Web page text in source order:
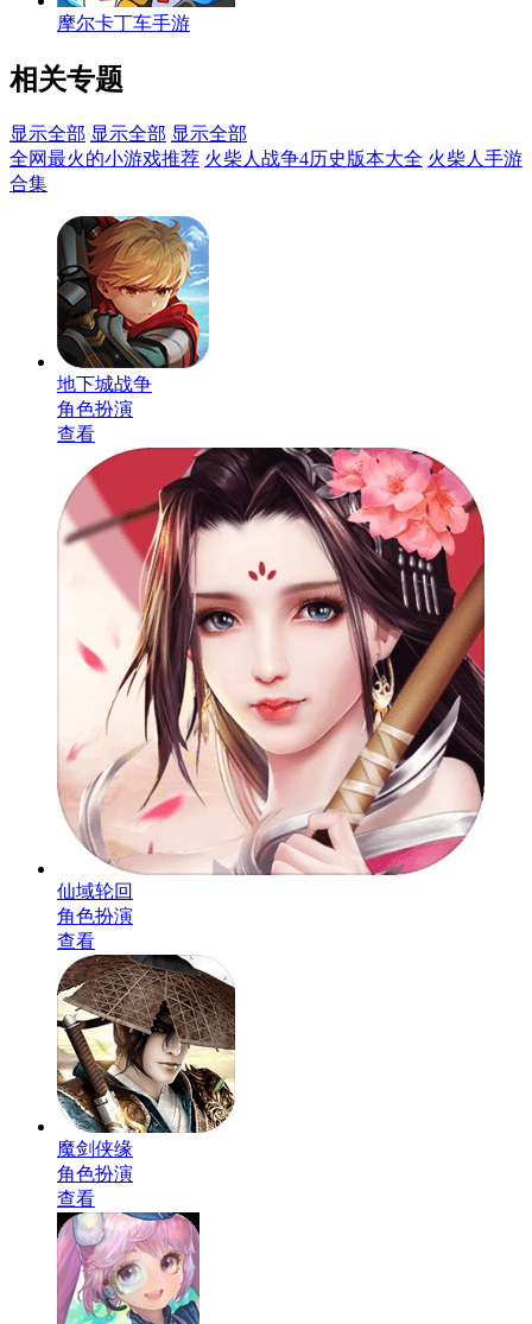
摩尔卡丁车手游
相关专题
显示全部 显示全部 显示全部
全网最火的小游戏推荐 火柴人战争4历史版本大全 火柴人手游
合集
地下城战争
角色扮演
查看
仙域轮回
角色扮演
查看
魔剑侠缘
角色扮演
查看